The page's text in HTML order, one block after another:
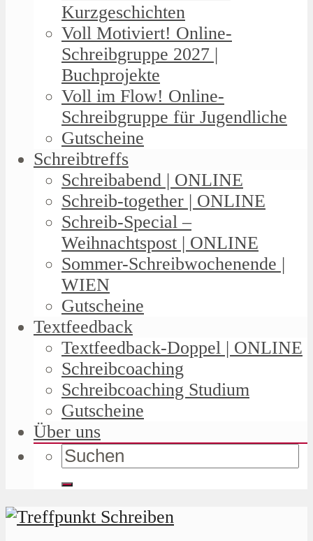
Kurzgeschichten
Voll Motiviert! Online-
Schreibgruppe 2027 |
Buchprojekte
Voll im Flow! Online-
Schreibgruppe für Jugendliche
Gutscheine
Schreibtreffs
Schreibabend | ONLINE
Schreib-together | ONLINE
Schreib-Special –
Weihnachtspost | ONLINE
Sommer-Schreibwochenende |
WIEN
Gutscheine
Textfeedback
Textfeedback-Doppel | ONLINE
Schreibcoaching
Schreibcoaching Studium
Gutscheine
Über uns